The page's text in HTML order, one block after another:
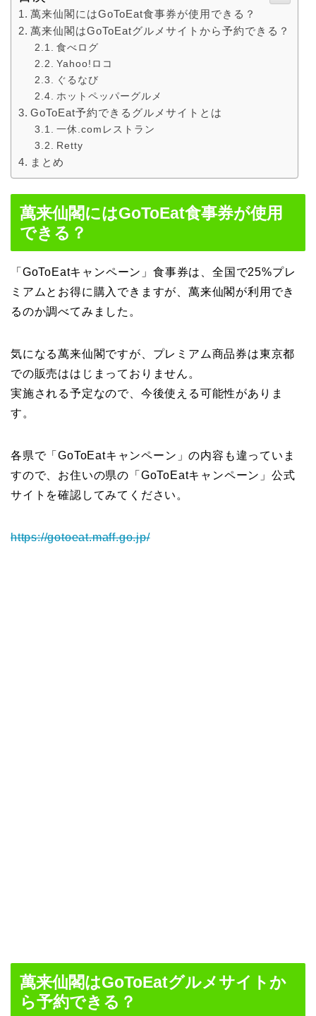
萬来仙閣にはGoToEat食事券が使用できる？
萬来仙閣はGoToEatグルメサイトから予約できる？
食べログ
Yahoo!ロコ
ぐるなび
ホットペッパーグルメ
GoToEat予約できるグルメサイトとは
一休.comレストラン
Retty
まとめ
萬来仙閣にはGoToEat食事券が使用
できる？
「GoToEatキャンペーン」食事券は、全国で25%プレ
ミアムとお得に購入できますが、萬来仙閣が利用でき
るのか調べてみました。
気になる萬来仙閣ですが、プレミアム商品券は東京都
での販売ははじまっておりません。
実施される予定なので、今後使える可能性がありま
す。
各県で「GoToEatキャンペーン」の内容も違っていま
すので、お住いの県の「GoToEatキャンペーン」公式
サイトを確認してみてください。
https://gotoeat.maff.go.jp/
萬来仙閣はGoToEatグルメサイトか
ら予約できる？